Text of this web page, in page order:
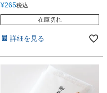
¥265税込
在庫切れ
詳細を見る